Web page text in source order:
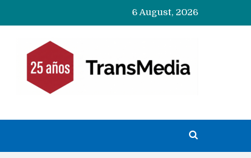
6 August, 2026